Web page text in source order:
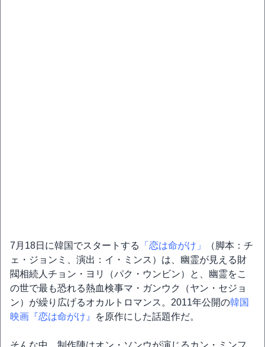
7月18日に韓国でスタートする 「恋は命がけ」
（脚本：チ
ェ・ジョンミ、演出：イ・ミンス）は、幽霊が見える財
閥相続人チョン・ヨリ（パク・ウンビン）と、幽霊をこ
の世で最も恐れる熱血検事マ・ガンウク（ヤン・セジョ
ン）が繰り広げるオカルトロマンス。2011年公開の韓国
映画『恋は命がけ』
を原作にした話題作だ。
そんな中、制作陣はオン・ソンウが演じるカン・ミンフ